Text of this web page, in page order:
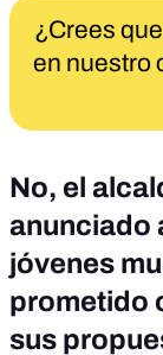
¿Crees
en nuestro
No, el
anunciado
jóvenes
prometido
sus